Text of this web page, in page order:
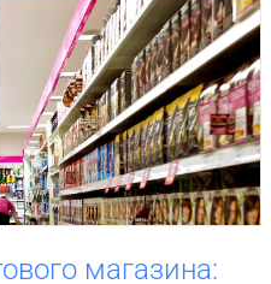
магазина: